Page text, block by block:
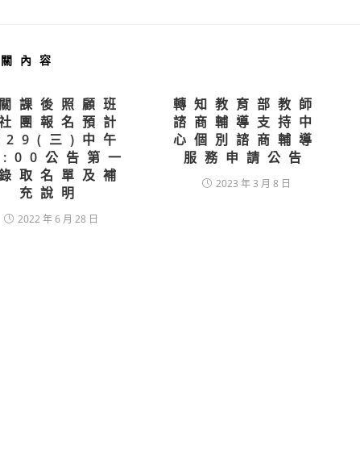
內容
課後照顧班
團報名預計
三)中午
公告第一
取名單及補
充說明
2022 年 6 月 28 日
轉知教育部教師
諮商輔導支持中
心個別諮商輔導
服務申請公告
2023 年 3 月 8 日